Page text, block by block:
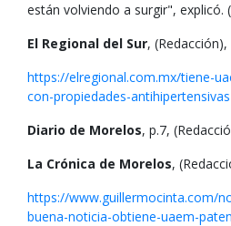
están volviendo a surgir", explicó.
El Regional del Sur, (Redacción),
https://elregional.com.mx/tiene-
con-propiedades-antihipertensivas
Diario de Morelos, p.7,
La Crónica de Morelos,
https://www.guillermocinta.com/
buena-noticia-obtiene-uaem-